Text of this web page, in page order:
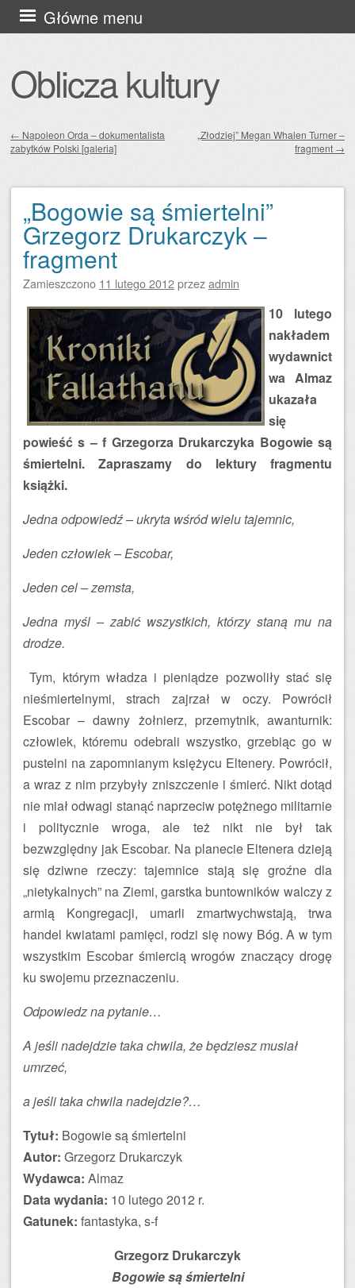
Oblicza kultury
Główne menu
Przejdź
do
Zobacz wpisy
← Napoleon Orda – dokumentalista
zabytków Polski [galeria]
„Złodziej” Megan Whalen Turner –
fragment →
„Bogowie są śmiertelni”
Grzegorz Drukarczyk –
fragment
Zamieszczono 11 lutego 2012przezadmin
10 lutego
nakładem
wydawnict
wa Almaz
ukazała
się
powieść s – f Grzegorza Drukarczyka Bogowie są
śmiertelni. Zapraszamy do lektury fragmentu
książki.
Jedna odpowiedź – ukryta wśród wielu tajemnic,
Jeden człowiek – Escobar,
Jeden cel – zemsta,
Jedna myśl – zabić wszystkich, którzy staną mu na
drodze.
Tym, którym władza i pieniądze pozwoliły stać się
nieśmiertelnymi, strach zajrzał w oczy. Powrócił
Escobar – dawny żołnierz, przemytnik, awanturnik:
człowiek, któremu odebrali wszystko, grzebiąc go w
pustelni na zapomnianym księżycu Eltenery. Powrócił,
a wraz z nim przybyły zniszczenie i śmierć. Nikt dotąd
nie miał odwagi stanąć naprzeciw potężnego militarnie
i politycznie wroga, ale też nikt nie był tak
bezwzględny jak Escobar. Na planecie Eltenera dzieją
się dziwne rzeczy: tajemnice stają się groźne dla
„nietykalnych” na Ziemi, garstka buntowników walczy z
armią Kongregacji, umarli zmartwychwstają, trwa
handel kwiatami pamięci, rodzi się nowy Bóg. A w tym
wszystkim Escobar śmiercią wrogów znaczący drogę
ku swojemu przeznaczeniu.
Odpowiedz na pytanie…
A jeśli nadejdzie taka chwila, że będziesz musiał
umrzeć,
a jeśli taka chwila nadejdzie?…
Tytuł: Bogowie są śmiertelni
Autor: Grzegorz Drukarczyk
Wydawca: Almaz
Data wydania: 10 lutego 2012 r.
Gatunek: fantastyka, s-f
Grzegorz Drukarczyk
Bogowie są śmiertelni